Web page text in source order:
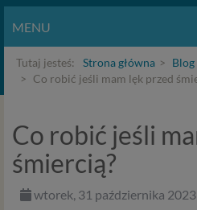
MENU
Tutaj jesteś: Strona główna
Blog
Co robić jeśli mam lęk przed
Co robić jeśli
śmiercią?
wtorek, 31 października 2023